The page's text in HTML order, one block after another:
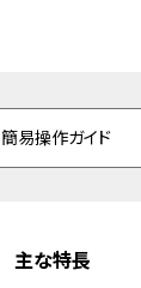
簡易操作ガイド
主な特長